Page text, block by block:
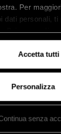
Per
dati personali, ti
Accetta tutti
Personalizza
senza
orologi